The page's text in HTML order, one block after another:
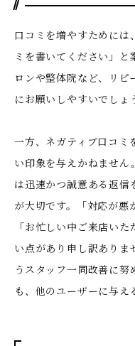
口コミを増やすためには
ミを書いてください」
ロンや整体院など、リピ
にお願いしやすいでしょ
一方、ネガティブ口コミ
い印象を与えかねませ
は迅速かつ誠意ある返信
が大切です。「対応が悪
「お忙しい中ご来店い
い点があり申し訳ありま
うスタッフ一同改善に
も、他のユーザーに与え